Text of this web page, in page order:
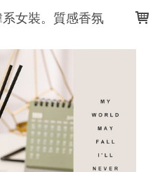
女裝。質感香氛